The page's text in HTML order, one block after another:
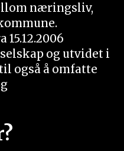
næringsliv,
og utvidet i
også å omfatte